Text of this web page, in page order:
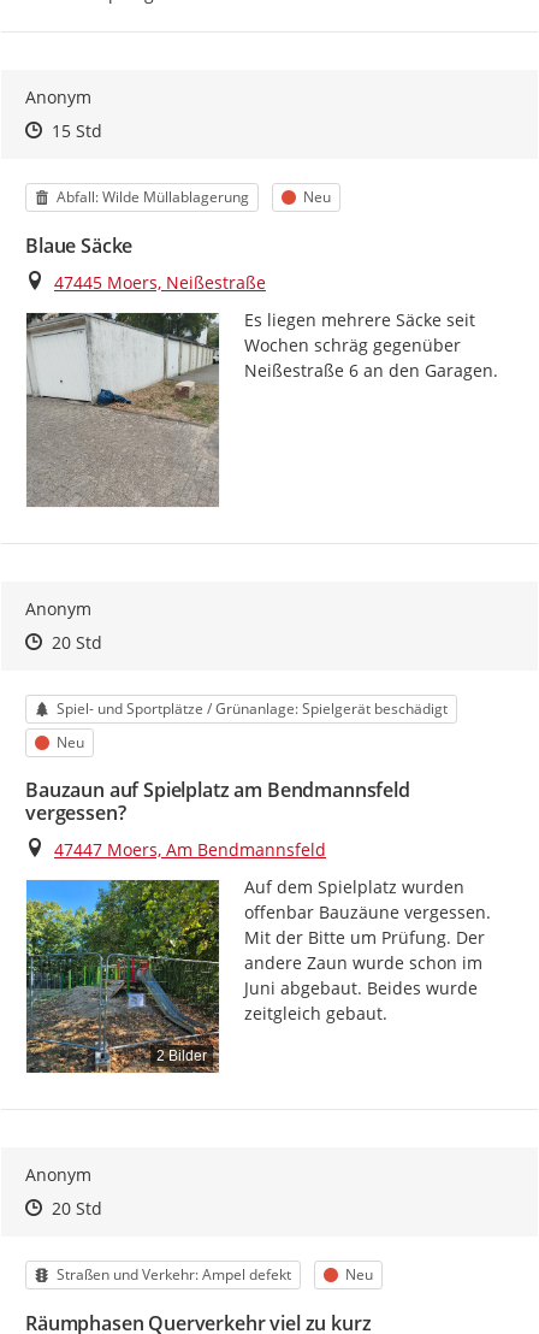
Anonym
Zeitpunkt des Erstellens
Zeitpunkt des Erstellens
15 StdZur Äußerung
Kategorie
Abfall: Wilde Müllablagerung Status
Neu
Blaue Säcke
Ort
47445 Moers, Neißestraße
Es liegen mehrere Säcke seit
Wochen schräg gegenüber
Neißestraße 6 an den Garagen.
Anonym
Zeitpunkt des Erstellens
Zeitpunkt des Erstellens
20 StdZur Äußerung
Kategorie
Spiel- und Sportplätze / Grünanlage: Spielgerät beschädigt
Status
Neu
Bauzaun auf Spielplatz am Bendmannsfeld
vergessen?
Ort
47447 Moers, Am Bendmannsfeld
2 Bilder
Auf dem Spielplatz wurden
offenbar Bauzäune vergessen.
Mit der Bitte um Prüfung. Der
andere Zaun wurde schon im
Juni abgebaut. Beides wurde
zeitgleich gebaut.
Anonym
Zeitpunkt des Erstellens
Zeitpunkt des Erstellens
20 StdZur Äußerung
Kategorie
Straßen und Verkehr: Ampel defekt Status
Neu
Räumphasen Querverkehr viel zu kurz